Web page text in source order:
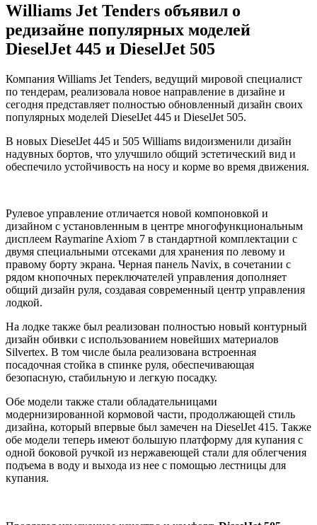
Williams Jet Tenders объявил о
редизайне популярных моделей
DieselJet 445 и DieselJet 505
Компания Williams Jet Tenders, ведущий мировой специалист
по тендерам, реализовала новое направление в дизайне и
сегодня представляет полностью обновленный дизайн своих
популярных моделей DieselJet 445 и DieselJet 505.
В новых DieselJet 445 и 505 Williams видоизменили дизайн
надувных бортов, что улучшило общий эстетический вид и
обеспечило устойчивость на носу и корме во время движения.
Рулевое управление отличается новой компоновкой и
дизайном с установленным в центре многофункциональным
дисплеем Raymarine Axiom 7 в стандартной комплектации с
двумя специальными отсеками для хранения по левому и
правому борту экрана. Черная панель Navix, в сочетании с
рядом кнопочных переключателей управления дополняет
общий дизайн руля, создавая современный центр управления
лодкой.
На лодке также был реализован полностью новый контурный
дизайн обивки с использованием новейших материалов
Silvertex. В том числе была реализована встроенная
посадочная стойка в спинке руля, обеспечивающая
безопасную, стабильную и легкую посадку.
Обе модели также стали обладательницами
модернизированной кормовой части, продолжающей стиль
дизайна, который впервые был замечен на DieselJet 415. Также
обе модели теперь имеют большую платформу для купания с
одной боковой ручкой из нержавеющей стали для облегчения
подъема в воду и выхода из нее с помощью лестницы для
купания.